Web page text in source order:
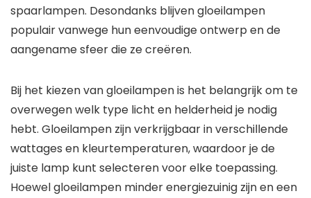
spaarlampen. Desondanks blijven gloeilampen
populair vanwege hun eenvoudige ontwerp en de
aangename sfeer die ze creëren.
Bij het kiezen van gloeilampen is het belangrijk om te
overwegen welk type licht en helderheid je nodig
hebt. Gloeilampen zijn verkrijgbaar in verschillende
wattages en kleurtemperaturen, waardoor je de
juiste lamp kunt selecteren voor elke toepassing.
Hoewel gloeilampen minder energiezuinig zijn en een